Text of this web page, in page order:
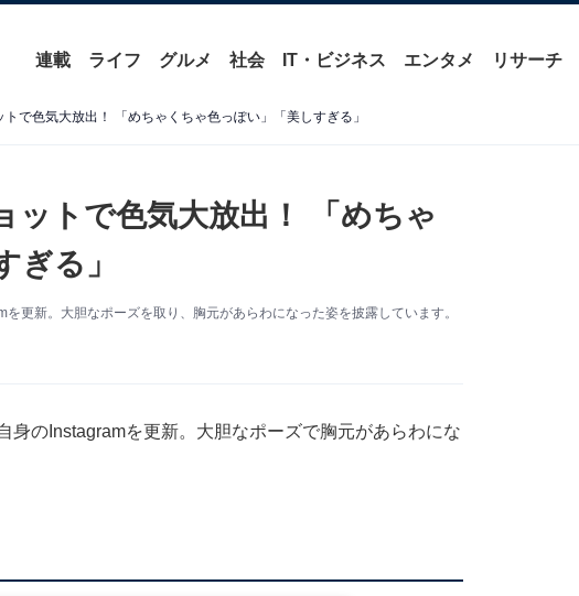
連載 ライフ グルメ 社会 IT・ビジネス エンタメ リサーチ
で色気大放出！ 「めちゃくちゃ色っぽい」「美しすぎる」
ットで色気大放出！ 「めちゃ
ぎる」
更新。大胆なポーズを取り、胸元があらわになった姿を披露しています。
のInstagramを更新。大胆なポーズで胸元があらわにな